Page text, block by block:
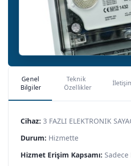
Genel
Bilgiler
Teknik
Özellikler
Cihaz: 3 FAZLI ELEKTRONIK
Durum: Hizmette
Hizmet Erişim Kapsamı: